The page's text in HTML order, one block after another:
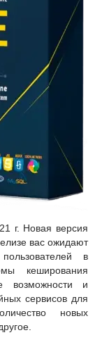
г. Новая версия
вас ожидают
в
кеширования
возможности и
сервисов для
новых